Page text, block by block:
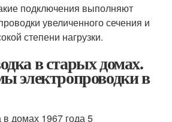
подключения выполняют
увеличенного сечения и
степени нагрузки.
в старых домах.
электропроводки в